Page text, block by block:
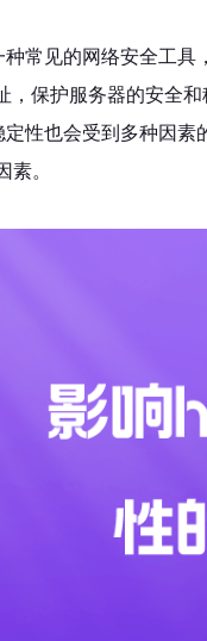
常见的网络安全工具
，保护服务器的安全和
性也会受到多种因素
素。